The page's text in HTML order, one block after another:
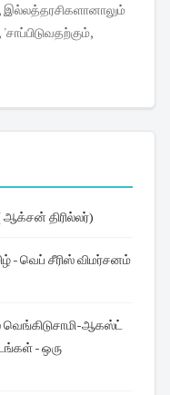
ஆக்சன் திரில்லர்)
ஆகஸ்ட்
- ஒரு